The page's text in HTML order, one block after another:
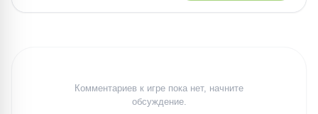
Комментариев к игре пока нет, начните
обсуждение.